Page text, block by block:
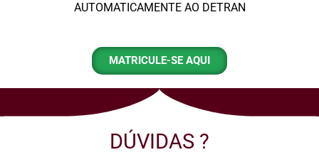
AUTOMATICAMENTE AO DETRAN
MATRICULE-SE AQUI
DÚVIDAS ?